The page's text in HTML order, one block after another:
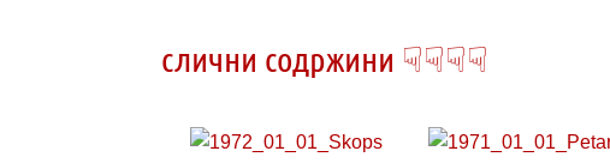
слични содржини ☟☟☟☟